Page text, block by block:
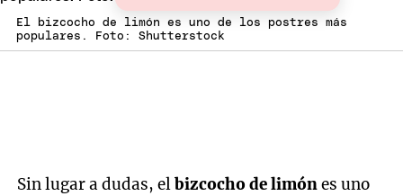
El bizcocho de limón es uno de los postres más
populares. Foto: Shutterstock
Sin lugar a dudas, elbizcocho de limónes uno